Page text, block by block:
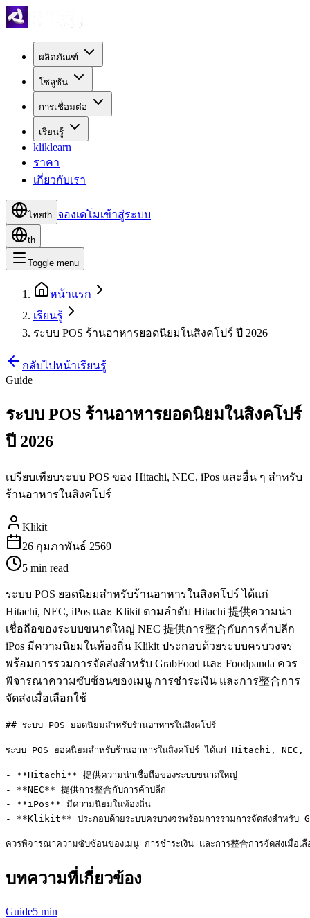
ผลิตภัณฑ์
โซลูชัน
การเชื่อมต่อ
เรียนรู้
kliklearn
ราคา
เกี่ยวกับเรา
ไทยth จองเดโมเข้าสู่ระบบ
th
Toggle menu
หน้าแรก
เรียนรู้
ระบบ POS ร้านอาหารยอดนิยมในสิงคโปร์ ปี 2026
กลับไปหน้าเรียนรู้
Guide
ระบบ POS ร้านอาหารยอดนิยมในสิงคโปร์
ปี 2026
เปรียบเทียบระบบ POS ของ Hitachi, NEC, iPos และอื่น ๆ สำหรับ
ร้านอาหารในสิงคโปร์
Klikit
26 กุมภาพันธ์ 2569
5 min read
ระบบ POS ยอดนิยมสำหรับร้านอาหารในสิงคโปร์ ได้แก่
Hitachi, NEC, iPos และ Klikit ตามลำดับ Hitachi 提供ความน่า
เชื่อถือของระบบขนาดใหญ่ NEC 提供การ整合กับการค้าปลีก
iPos มีความนิยมในท้องถิ่น Klikit ประกอบด้วยระบบครบวงจร
พร้อมการรวมการจัดส่งสำหรับ GrabFood และ Foodpanda ควร
พิจารณาความซับซ้อนของเมนู การชำระเงิน และการ整合การ
จัดส่งเมื่อเลือกใช้
## ระบบ POS ยอดนิยมสำหรับร้านอาหารในสิงคโปร์
ระบบ POS ยอดนิยมสำหรับร้านอาหารในสิงคโปร์ ได้แก่ Hitachi,
- **Hitachi** 提供ความน่าเชื่อถือของระบบขนาดใหญ่
- **NEC** 提供การ整合กับการค้าปลีก
- **iPos** มีความนิยมในท้องถิ่น
- **Klikit** ประกอบด้วยระบบครบวงจรพร้อมการรวมการจัดส่งสำหรับ
ควรพิจารณาความซับซ้อนของเมนู การชำระเงิน และการ整合การจัดส่งเมื่อเลื
บทความที่เกี่ยวข้อง
Guide5 min